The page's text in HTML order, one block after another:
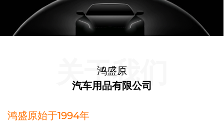
关于我们
鸿盛原
汽车用品有限公司
鸿盛原始于1994年